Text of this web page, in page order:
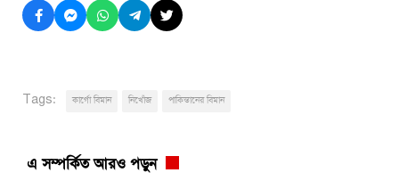
Tags: কার্গো বিমান নিখোঁজ পাকিস্তানের বিমান
এ সম্পর্কিত আরও পড়ুন